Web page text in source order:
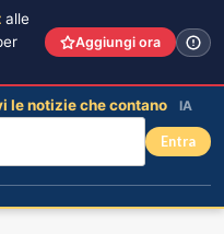
alle
Aggiungi ora
le notizie che contano IA
Entra